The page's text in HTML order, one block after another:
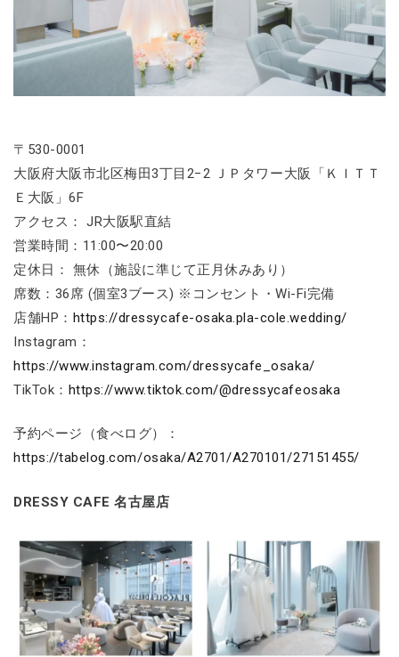
〒530-0001
大阪府大阪市北区梅田3丁目2−2 ＪＰタワー大阪「ＫＩＴＴ
Ｅ大阪」6F
アクセス： JR大阪駅直結
営業時間：11:00〜20:00
定休日： 無休（施設に準じて正月休みあり）
席数：36席 (個室3ブース) ※コンセント・Wi-Fi完備
店舗HP： https://dressycafe-osaka.pla-cole.wedding/
Instagram：
https://www.instagram.com/dressycafe_osaka/
TikTok： https://www.tiktok.com/@dressycafeosaka
予約ページ（食べログ）：
https://tabelog.com/osaka/A2701/A270101/27151455/
DRESSY CAFE 名古屋店